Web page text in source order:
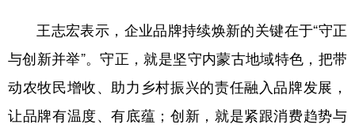
王志宏表示，企业品牌持续焕新的关键在于“守正
与创新并举”。守正，就是坚守内蒙古地域特色，把带
动农牧民增收、助力乡村振兴的责任融入品牌发展，
让品牌有温度、有底蕴；创新，就是紧跟消费趋势与